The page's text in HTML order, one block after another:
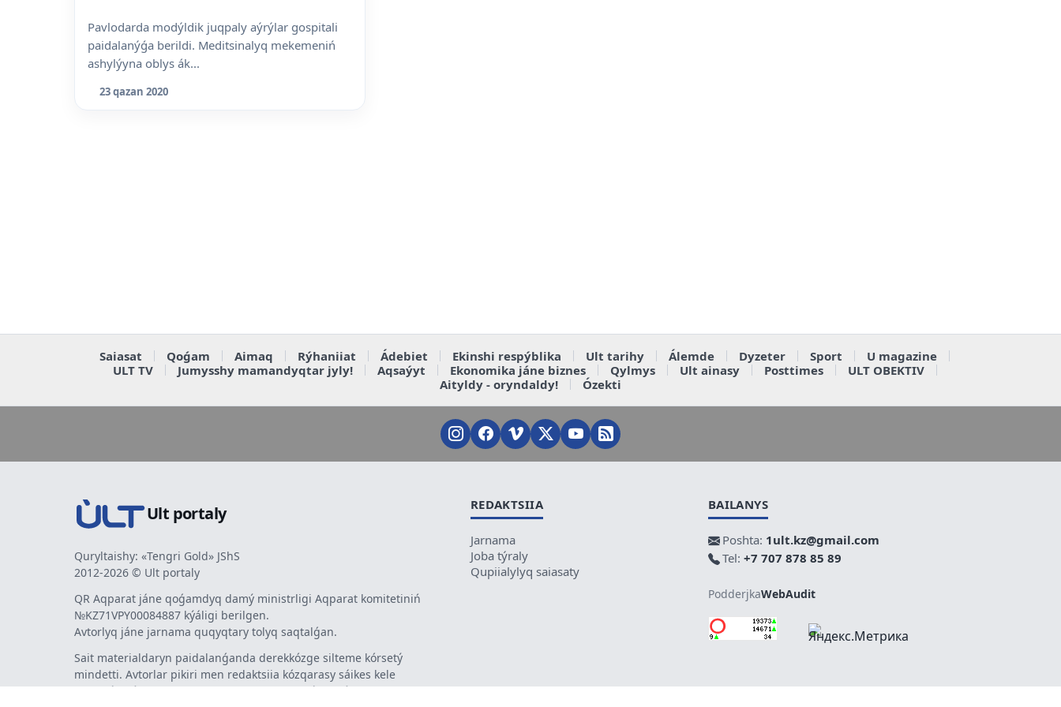
Pavlodarda modýldik juqpaly aýrýlar gospitali
paidalanýǵa berildi. Meditsinalyq mekemeniń
ashylýyna oblys ák...
23 qazan 2020
Saiasat Qoǵam Aimaq Rýhaniiat Ádebiet Ekinshi respýblika Ult tarihy Álemde Dyzeter Sport
U magazine
ULT TV
Jumysshy mamandyqtar jyly! Aqsaýyt Ekonomika jáne biznes Qylmys Ult ainasy Posttimes
ULT OBEKTIV
Aityldy - oryndaldy!
Ózekti
Ult portaly
Quryltaishy: «Tengri Gold» JShS
2012-2026 © Ult portaly
QR Aqparat jáne qoǵamdyq damý ministrligi Aqparat komitetiniń
№KZ71VPY00084887 kýáligi berilgen.
Avtorlyq jáne jarnama quqyqtary tolyq saqtalǵan.
Sait materialdaryn paidalanǵanda derekkózge silteme kórsetý
mindetti. Avtorlar pikiri men redaktsiia kózqarasy sáikes kele
bermeýi múmkin. Jarnama men habarlandyrýlardyń mazmunyna
REDAKTSIIA
Jarnama
Joba týraly
Qupiialylyq saiasaty
BAILANYS
Poshta: 1ult.kz@gmail.com
Tel: +7 707 878 85 89
PodderjkaWebAudit